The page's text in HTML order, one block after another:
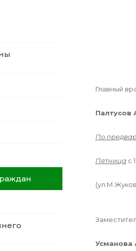
Главный
Палтусов
По
Пятницас
Усманова